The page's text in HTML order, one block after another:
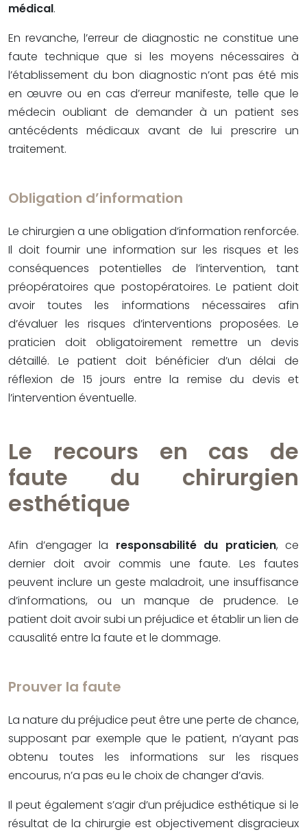
médical.
En revanche, l’erreur de diagnostic ne constitue une
faute technique que si les moyens nécessaires à
l’établissement du bon diagnostic n’ont pas été mis
en œuvre ou en cas d’erreur manifeste, telle que le
médecin oubliant de demander à un patient ses
antécédents médicaux avant de lui prescrire un
traitement.
Obligation d’information
Le chirurgien a une obligation d’information renforcée.
Il doit fournir une information sur les risques et les
conséquences potentielles de l’intervention, tant
préopératoires que postopératoires. Le patient doit
avoir toutes les informations nécessaires afin
d’évaluer les risques d’interventions proposées. Le
praticien doit obligatoirement remettre un devis
détaillé. Le patient doit bénéficier d’un délai de
réflexion de 15 jours entre la remise du devis et
l’intervention éventuelle.
Le recours en cas de
faute du chirurgien
esthétique
Afin d’engager la responsabilité du praticien, ce
dernier doit avoir commis une faute. Les fautes
peuvent inclure un geste maladroit, une insuffisance
d’informations, ou un manque de prudence. Le
patient doit avoir subi un préjudice et établir un lien de
causalité entre la faute et le dommage.
Prouver la faute
La nature du préjudice peut être une perte de chance,
supposant par exemple que le patient, n’ayant pas
obtenu toutes les informations sur les risques
encourus, n’a pas eu le choix de changer d’avis.
Il peut également s’agir d’un préjudice esthétique si le
résultat de la chirurgie est objectivement disgracieux